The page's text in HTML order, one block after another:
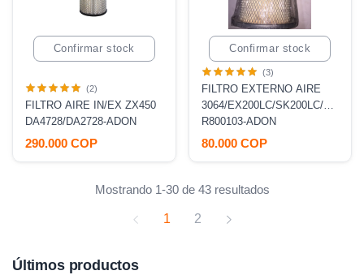
Últimos productos
Confirmar stock
(2)
FILTRO AIRE IN/EX ZX450
DA4728/DA2728-ADON
290.000 COP
Confirmar stock
(3)
FILTRO EXTERNO AIRE
3064/EX200LC/SK200LC/SK200-
3/SOLAR 220
R800103-ADON
80.000 COP
Mostrando 1-30 de 43 resultados
1 2